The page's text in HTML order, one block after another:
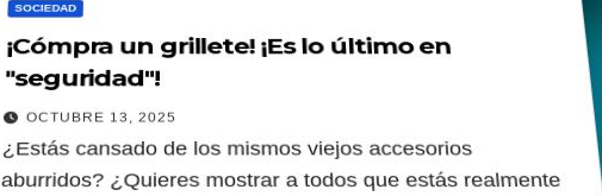
SOCIEDAD
¡Cómpra un grillete! ¡Es lo último en
"seguridad"!
OCTUBRE 13, 2025
¿Estás cansado de los mismos viejos accesorios
aburridos? ¿Quieres mostrar a todos que estás realmente